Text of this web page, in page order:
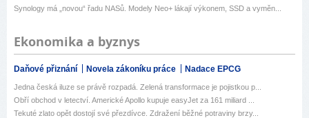
Synology má „novou“ řadu NASů. Modely Neo+ lákají výkonem, SSD a vyměn...
Ekonomika a byznys
Daňové přiznání Novela zákoníku práce Nadace EPCG
Jedna česká iluze se právě rozpadá. Zelená transformace je pojistkou p...
Obří obchod v letectví. Americké Apollo kupuje easyJet za 161 miliard ...
Tekuté zlato opět dostojí své přezdívce. Zdražení běžné potraviny brzy...